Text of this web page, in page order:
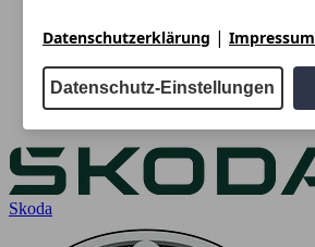
Skoda
Datenschutzerklärung | Impressum
Datenschutz-Einstellungen